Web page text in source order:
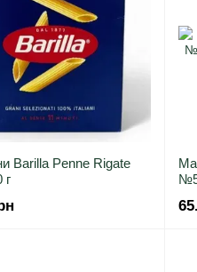
Barilla Penne Rigate
г